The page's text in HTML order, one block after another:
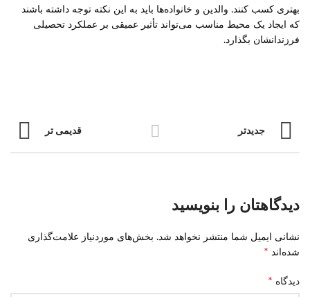
بهتری کسب کنند. والدین و خانواده‌ها باید به این نکته توجه داشته باشند
که ایجاد یک محیط مناسب می‌تواند تأثیر عمیقی بر عملکرد تحصیلی
فرزندانشان بگذارد.
جدیدتر قدیمی تر
دیدگاهتان را بنویسید
نشانی ایمیل شما منتشر نخواهد شد. بخش‌های موردنیاز علامت‌گذاری
شده‌اند *
دیدگاه *